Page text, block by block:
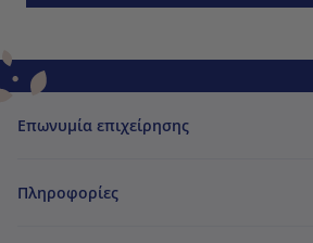
Επωνυμία επιχείρησης
Πληροφορίες